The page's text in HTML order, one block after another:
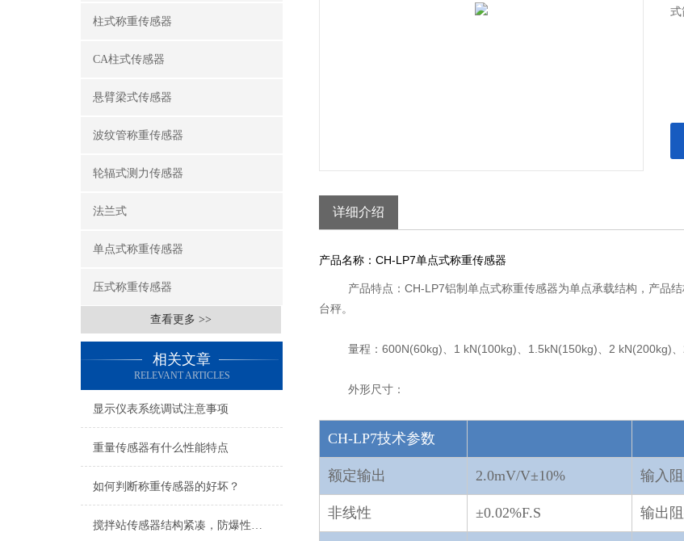
柱式称重传感器
CA柱式传感器
悬臂梁式传感器
波纹管称重传感器
轮辐式测力传感器
法兰式
单点式称重传感器
压式称重传感器
查看更多 >>
相关文章
RELEVANT ARTICLES
显示仪表系统调试注意事项
重量传感器有什么性能特点
如何判断称重传感器的好坏？
搅拌站传感器结构紧凑，防爆性能高
式
详细介绍
产品名称：CH-LP7单点式称重传感器
产品特点： CH-LP7铝制单点式称重传感器为单点承载结构，产品
台秤。
量程： 600N(60kg)、1 kN(100kg)、1.5kN(150kg)、2 kN(200kg)
外形尺寸：
CH-LP7技术参数
额定输出 2.0mV/V±10% 输入
非线性 ±0.02%F.S 输出